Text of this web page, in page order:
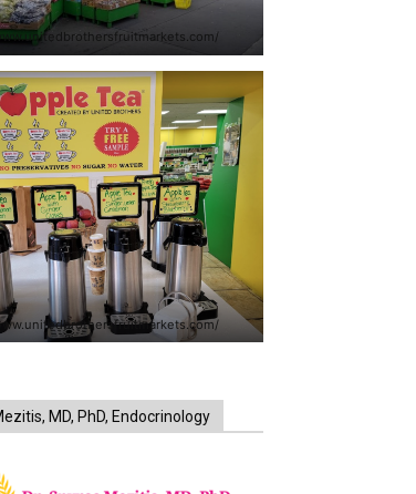
MD, PhD, Endocrinology